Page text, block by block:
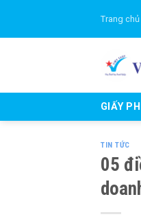
content
Trang chủ
GIẤY
TIN TỨC
05